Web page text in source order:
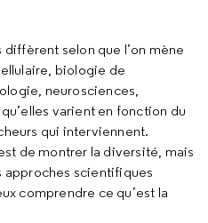
selon que l’on mène
biologie de
neurosciences,
varient en fonction du
qui interviennent.
de montrer la diversité, mais
approches scientifiques
comprendre ce qu’est la